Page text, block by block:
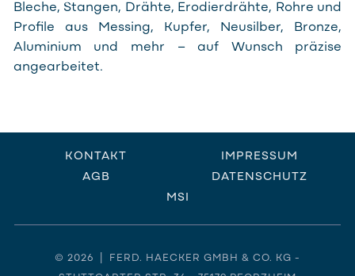
Bleche, Stangen, Drähte, Erodierdrähte, Rohre und
Profile aus Messing, Kupfer, Neusilber, Bronze,
Aluminium und mehr – auf Wunsch präzise
angearbeitet.
KONTAKT
IMPRESSUM
AGB
DATENSCHUTZ
MSI
© 2026 | FERD. HAECKER GMBH & CO. KG -